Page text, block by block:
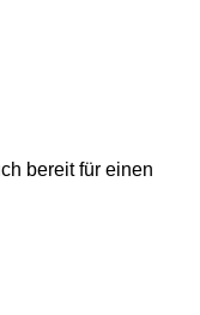
bereit für einen